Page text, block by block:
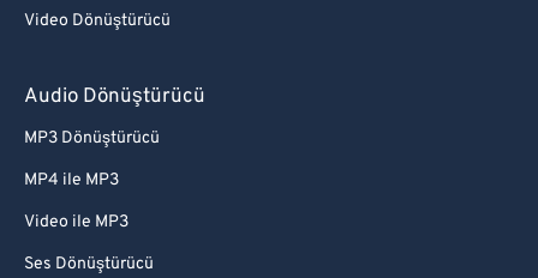
Video Dönüştürücü
Audio Dönüştürücü
MP3 Dönüştürücü
MP4 ile MP3
Video ile MP3
Ses Dönüştürücü